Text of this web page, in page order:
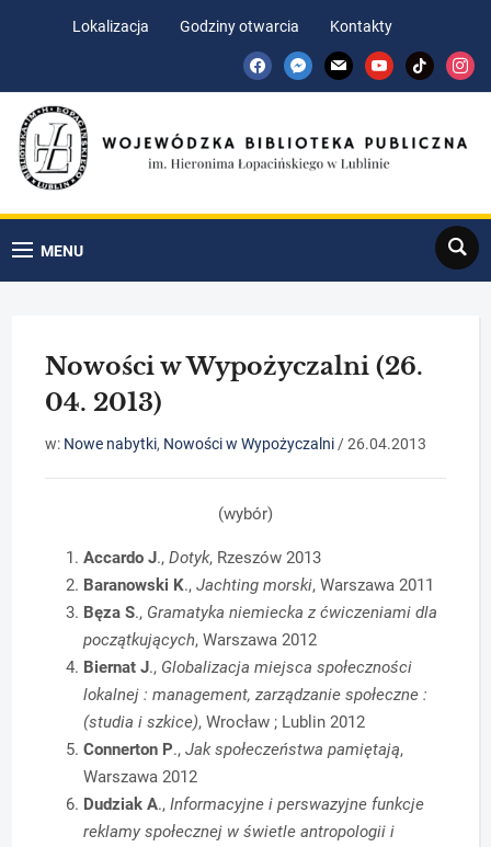
Lokalizacja Godziny otwarcia
Kontakty
facebookmessenger
mail youtubetiktok
MENU
Search
Nowości w Wypożyczalni (26.
04. 2013)
w: Nowe nabytki, Nowości w Wypożyczalni /26.04.2013
(wybór)
Accardo J.,Dotyk, Rzeszów 2013
Baranowski K.,Jachting morski, Warszawa 2011
Bęza S., Gramatyka niemiecka z ćwiczeniami dla
początkujących, Warszawa 2012
Biernat J., Globalizacja miejsca społeczności
lokalnej : management, zarządzanie społeczne :
(studia i szkice), Wrocław ; Lublin 2012
Connerton P.,Jak społeczeństwa pamiętają,
Warszawa 2012
Dudziak A.,Informacyjne i perswazyjne funkcje
reklamy społecznej w świetle antropologii i